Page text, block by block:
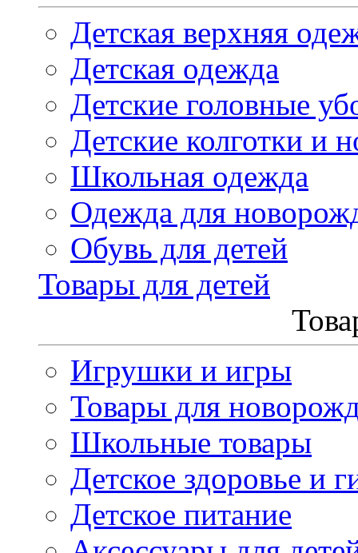
Детская верхняя
Детская одежда
Детские головные
Детские колготки и
Школьная одежда
Одежда для
Обувь для детей
Товары для детей
Игрушки и игры
Товары для
Школьные товары
Детское здоровье и
Детское питание